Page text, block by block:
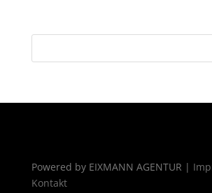
Powered by EIXMANN AGENTUR |
Kontakt